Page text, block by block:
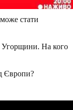
може стати
Угорщини. На кого
Європи?